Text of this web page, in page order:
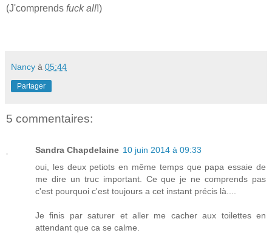
(J'comprends fuck all!)
Nancy à 05:44
Partager
5 commentaires:
Sandra Chapdelaine 10 juin 2014 à 09:33
oui, les deux petiots en même temps que papa essaie de
me dire un truc important. Ce que je ne comprends pas
c'est pourquoi c'est toujours a cet instant précis là....
Je finis par saturer et aller me cacher aux toilettes en
attendant que ca se calme.